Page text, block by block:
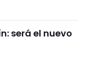
será el nuevo